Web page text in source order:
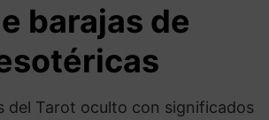
barajas de
del Tarot oculto con significados